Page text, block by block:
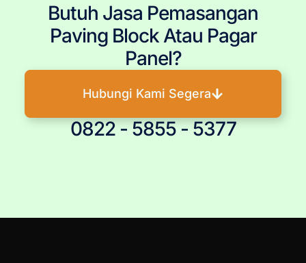
Butuh Jasa Pemasangan
Paving Block Atau Pagar
Panel?
Hubungi Kami Segera
0822 - 5855 - 5377